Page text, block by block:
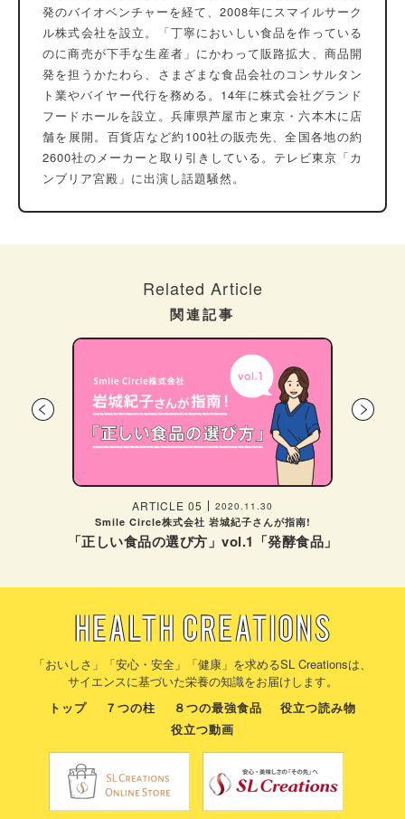
発のバイオベンチャーを経て、2008年にスマイルサーク
ル株式会社を設立。「丁寧においしい食品を作っている
のに商売が下手な生産者」にかわって販路拡大、商品開
発を担うかたわら、さまざまな食品会社のコンサルタン
ト業やバイヤー代行を務める。14年に株式会社グランド
フードホールを設立。兵庫県芦屋市と東京・六本木に店
舗を展開。百貨店など約100社の販売先、全国各地の約
2600社のメーカーと取り引きしている。テレビ東京「カ
ンブリア宮殿」に出演し話題騒然。
Related Article
関連記事
ARTICLE 05 2020.11.30
Smile Circle株式会社 岩城紀子さんが指南!
「正しい食品の選び方」 vol.1「発酵食品」
「おいしさ」「安心・安全」「健康」を求めるSL Creationsは、
サイエンスに基づいた栄養の知識をお届けします。
トップ
７つの柱 ８つの最強食品
役立つ読み物
役立つ動画